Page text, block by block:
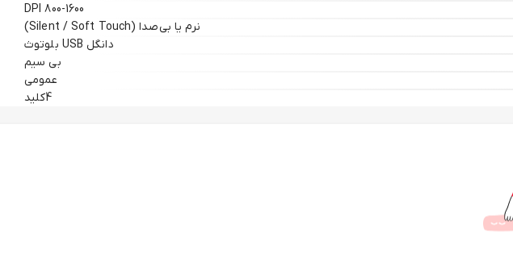
800-1600 DPI
نرم یا بی‌صدا (Silent / Soft Touch)
دانگل USB بلوتوث
بی سیم
عمومی
4کلید